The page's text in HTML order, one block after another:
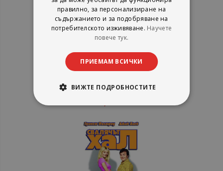
Александра Видео
1%
10,20 €
правилно, за персонализиране на
съдържанието и за подобряване на
потребителското изживяване. Научете
повече тук.
ПРИЕМАМ ВСИЧКИ
ВИЖТЕ ПОДРОБНОСТИТЕ